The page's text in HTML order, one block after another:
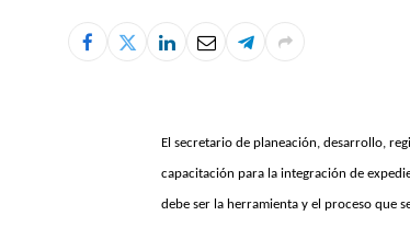
El secretario de planeación, desarrollo,
capacitación para la integración de
debe ser la herramienta y el proceso que